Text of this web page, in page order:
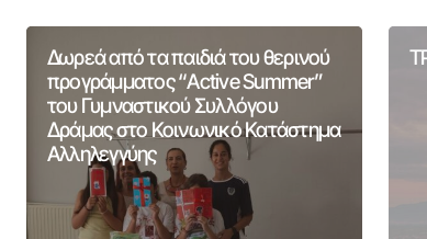
Δωρεά από τα παιδιά του θερινού
προγράμματος “Active Summer”
του Γυμναστικού Συλλόγου
Δράμας στο Κοινωνικό Κατάστημα
Αλληλεγγύης